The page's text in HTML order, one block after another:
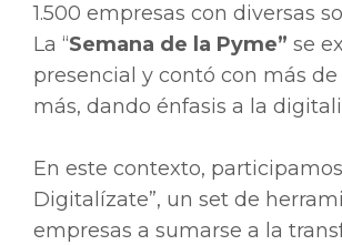
1.500 empresas con diversas
La “Semana de la Pyme” se
presencial y contó con más
más, dando énfasis a la
En este contexto,
Digitalízate”, un set de
empresas a sumarse a la